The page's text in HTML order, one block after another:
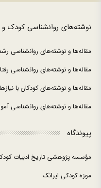
نوشته‌های روانشناسی کودک و
مقاله‌ها و نوشته‌های روانشناسی
مقاله‌ها و نوشته‌های روانشناسی
مقاله‌ها و نوشته‌های کودکان با
مقاله‌ها و نوشته‌های روانشناسی
پیوندگاه
مؤسسه پژوهشی تاریخ ادبیات
موزه کودکی ایرانک